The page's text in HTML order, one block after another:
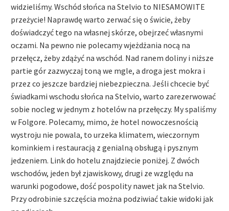
widzieliśmy. Wschód słońca na Stelvio to NIESAMOWITE
przeżycie! Naprawdę warto zerwać się o świcie, żeby
doświadczyć tego na własnej skórze, obejrzeć własnymi
oczami. Na pewno nie polecamy wjeżdżania nocą na
przełęcz, żeby zdążyć na wschód. Nad ranem doliny i niższe
partie gór zazwyczaj toną we mgle, a droga jest mokra i
przez co jeszcze bardziej niebezpieczna. Jeśli chcecie być
świadkami wschodu słońca na Stelvio, warto zarezerwować
sobie nocleg w jednym z hotelów na przełęczy. My spaliśmy
w Folgore. Polecamy, mimo, że hotel nowoczesnością
wystroju nie powala, to urzeka klimatem, wieczornym
kominkiem i restauracją z genialną obsługą i pysznym
jedzeniem. Link do hotelu znajdziecie poniżej. Z dwóch
wschodów, jeden był zjawiskowy, drugi ze względu na
warunki pogodowe, dość pospolity nawet jak na Stelvio.
Przy odrobinie szczęścia można podziwiać takie widoki jak